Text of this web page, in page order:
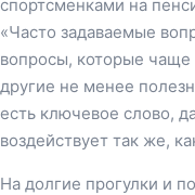
спортсменками на
«Часто задаваемые
вопросы, которые чаще
другие не менее
есть ключевое слово,
воздействует так же,
На долгие прогулки и